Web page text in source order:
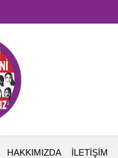
HAKKIMIZDA İLETİŞİM